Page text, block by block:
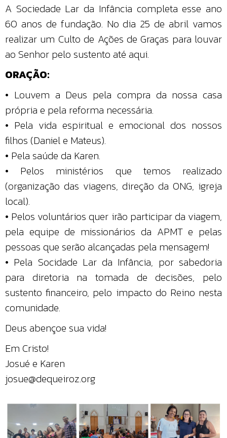
A Sociedade Lar da Infância completa esse ano
60 anos de fundação. No dia 25 de abril vamos
realizar um Culto de Ações de Graças para louvar
ao Senhor pelo sustento até aqui.
ORAÇÃO:
• Louvem a Deus pela compra da nossa casa
própria e pela reforma necessária.
• Pela vida espiritual e emocional dos nossos
filhos (Daniel e Mateus).
• Pela saúde da Karen.
• Pelos ministérios que temos realizado
(organização das viagens, direção da ONG, igreja
local).
• Pelos voluntários quer irão participar da viagem,
pela equipe de missionários da APMT e pelas
pessoas que serão alcançadas pela mensagem!
• Pela Socidade Lar da Infância, por sabedoria
para diretoria na tomada de decisões, pelo
sustento financeiro, pelo impacto do Reino nesta
comunidade.
Deus abençoe sua vida!
Em Cristo!
Josué e Karen
josue@dequeiroz.org